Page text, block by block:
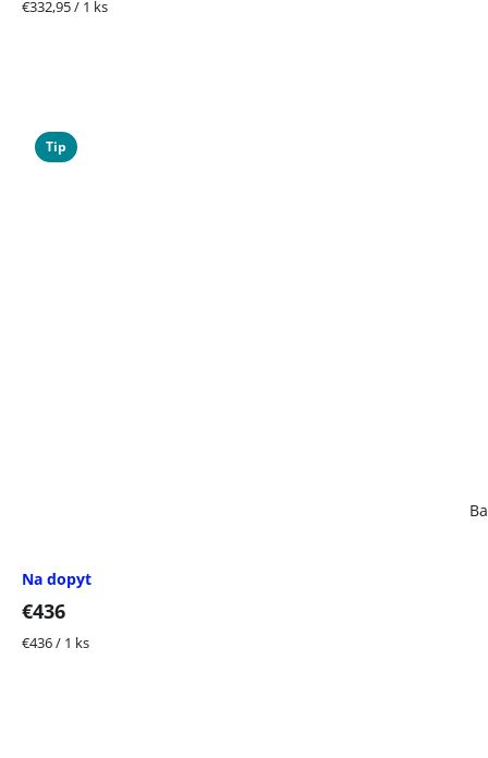
Jednotková
€332,95 / 1 ks
Tip
Na dopyt
€436
Jednotková
€436 / 1 ks